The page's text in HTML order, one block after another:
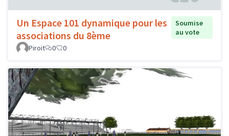
Un Espace 101 dynamique pour les
associations du 8ème
Soumise
au vote
Piroit
0 0